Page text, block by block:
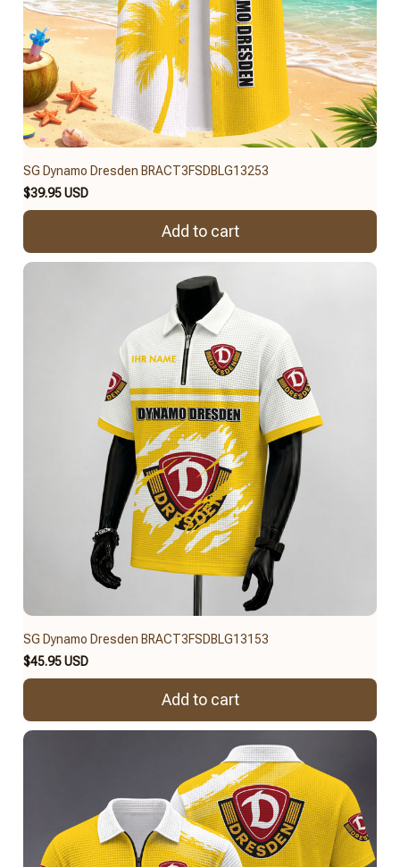
SG Dynamo Dresden BRACT3FSDBLG13253
$39.95 USD
Add to cart
SG Dynamo Dresden BRACT3FSDBLG13153
$45.95 USD
Add to cart